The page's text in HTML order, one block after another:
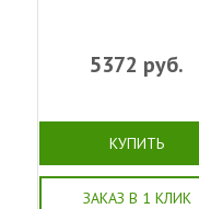
5372 руб.
КУПИТЬ
ЗАКАЗ В 1 КЛИК